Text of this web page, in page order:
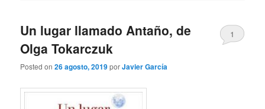
Un lugar llamado Antaño, de
Olga Tokarczuk
Posted on26 agosto, 2019porJavier García
1